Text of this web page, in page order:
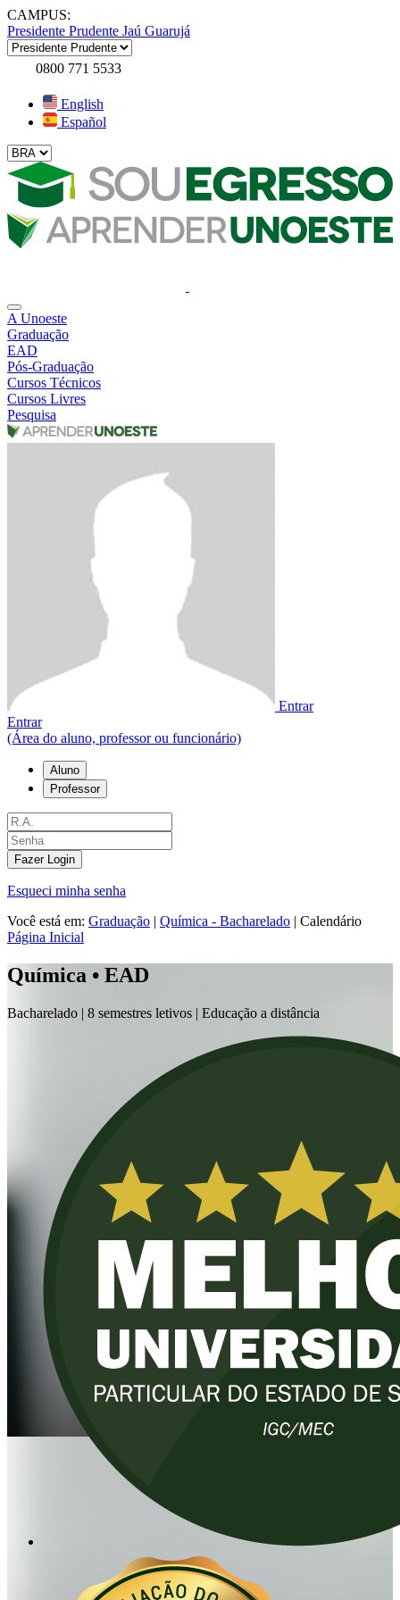
CAMPUS:
Presidente Prudente Jaú Guarujá
0800 771 5533
English
Español
A Unoeste
Graduação
EAD
Pós-Graduação
Cursos Técnicos
Cursos Livres
Pesquisa
Entrar
Entrar
(Área do aluno, professor ou funcionário)
Aluno
Professor
Fazer Login
Esqueci minha senha
Você está em: Graduação | Química - Bacharelado | Calendário
Página Inicial
Química • EAD
Bacharelado | 8 semestres letivos | Educação a distância